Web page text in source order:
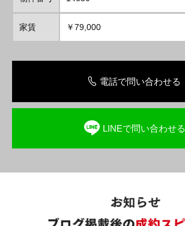
家賃 ￥79,000
電話で問い合わせる
LINEで問い合わせる